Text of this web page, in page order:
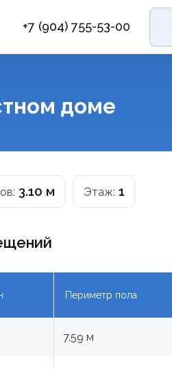
+7 (904) 755-53-00
доме
3.10 м Этаж: 1
Периметр пола
7.59 м